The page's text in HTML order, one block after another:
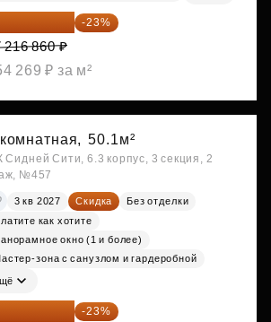
656 982 ₽ -23%
216 860 ₽
269 ₽ за м²
50.1м²
Сидней Сити, 6.3 корпус, 3 секция, 2
№457
3 кв 2027 Скидка
Без отделки
как хотите
окно (1 и более)
зона с санузлом и гардеробной
877 887 ₽ -23%